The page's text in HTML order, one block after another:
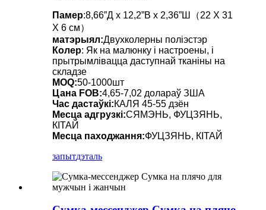
Памер:8,66”Д х 12,2”В х 2,36”Ш（22 X 31
X 6 см）
матэрыял:Двухколерны поліэстэр
Колер: Як на малюнку і настроены, і
прытрымлівацца даступнай тканіны на
складзе
MOQ:50-1000шт
Цана FOB:4,65-7,02 долараў ЗША
Час дастаўкі:КАЛЯ 45-55 дзён
Месца адгрузкі:СЯМЭНЬ, ФУЦЗЯНЬ,
КІТАЙ
Месца паходжання:ФУЦЗЯНЬ, КІТАЙ
запытдэталь